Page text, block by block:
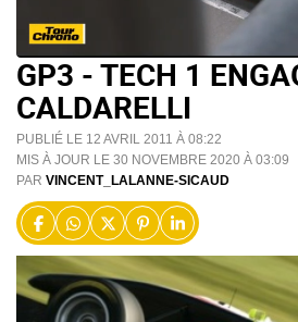
GP3 - TECH 1
CALDARELLI
PUBLIÉ LE 12 AVRIL 2011 À 08:22
MIS À JOUR LE 30 NOVEMBRE 2020 À 03:09
PAR VINCENT_LALANNE-SICAUD